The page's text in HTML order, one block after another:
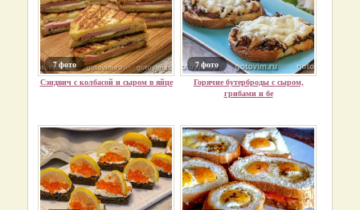
7 фото
Сэндвич с колбасой и сыром в яйце
7 фото
Горячие бутерброды с сыром,
грибами и бе